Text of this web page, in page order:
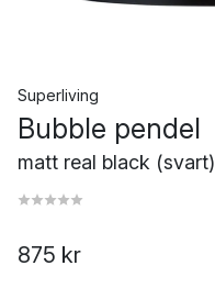
Superliving
Bubble pendel
matt real black (svart)
875 kr